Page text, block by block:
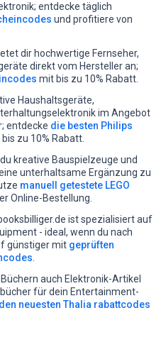
entdecke täglich
und profitiere von
dir hochwertige Fernseher,
direkt vom Hersteller an;
mit bis zu 10% Rabatt.
Haushaltsgeräte,
im Angebot
entdecke die besten Philips
bis zu 10% Rabatt.
kreative Bauspielzeuge und
unterhaltsame Ergänzung zu
manuell getestete LEGO
Online-Bestellung.
ist spezialisiert auf
- ideal, wenn du nach
günstiger mit geprüften
auch Elektronik-Artikel
für dein Entertainment-
den neuesten Thalia rabattcodes